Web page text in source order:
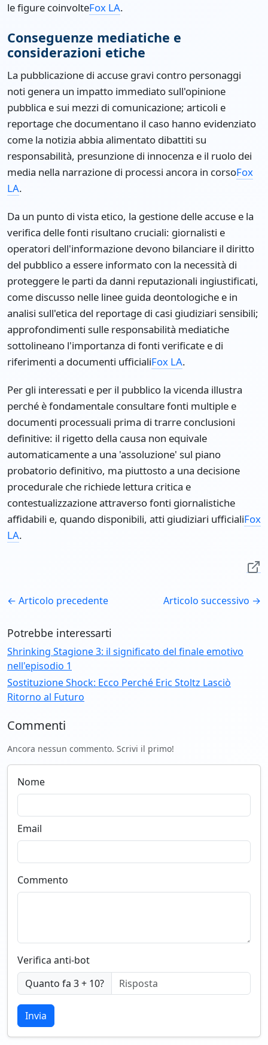
le figure coinvolteFox LA.
Conseguenze mediatiche e
considerazioni etiche
La pubblicazione di accuse gravi contro personaggi
noti genera un impatto immediato sull'opinione
pubblica e sui mezzi di comunicazione; articoli e
reportage che documentano il caso hanno evidenziato
come la notizia abbia alimentato dibattiti su
responsabilità, presunzione di innocenza e il ruolo dei
media nella narrazione di processi ancora in corsoFox
LA.
Da un punto di vista etico, la gestione delle accuse e la
verifica delle fonti risultano cruciali: giornalisti e
operatori dell'informazione devono bilanciare il diritto
del pubblico a essere informato con la necessità di
proteggere le parti da danni reputazionali ingiustificati,
come discusso nelle linee guida deontologiche e in
analisi sull'etica del reportage di casi giudiziari sensibili;
approfondimenti sulle responsabilità mediatiche
sottolineano l'importanza di fonti verificate e di
riferimenti a documenti ufficialiFox LA.
Per gli interessati e per il pubblico la vicenda illustra
perché è fondamentale consultare fonti multiple e
documenti processuali prima di trarre conclusioni
definitive: il rigetto della causa non equivale
automaticamente a una 'assoluzione' sul piano
probatorio definitivo, ma piuttosto a una decisione
procedurale che richiede lettura critica e
contestualizzazione attraverso fonti giornalistiche
affidabili e, quando disponibili, atti giudiziari ufficialiFox
LA.
← Articolo precedente Articolo successivo →
Potrebbe interessarti
Shrinking Stagione 3: il significato del finale emotivo
nell'episodio 1
Sostituzione Shock: Ecco Perché Eric Stoltz Lasciò
Ritorno al Futuro
Commenti
Ancora nessun commento. Scrivi il primo!
Nome
Email
Commento
Verifica anti-bot
Quanto fa 3 + 10?
Invia